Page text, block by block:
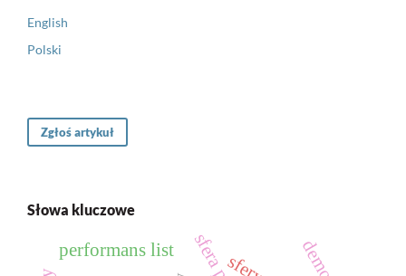
English
Polski
Zgłoś artykuł
Słowa kluczowe
performans list